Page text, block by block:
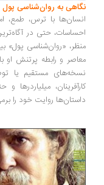
به روان‌شناسی پول | ایما
با ترس، طمع، امید،
حتی در آگاه‌ترین
«روان‌شناسی پول» بیش از
و رابطه پرتنش او با
مستقیم یا توصیه‌های
میلیاردرها و حتی
روایت خود را